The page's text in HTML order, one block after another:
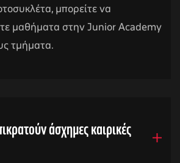
μπορείτε να
μαθήματα στην Junior Academy
τμήματα.
άσχημες καιρικές